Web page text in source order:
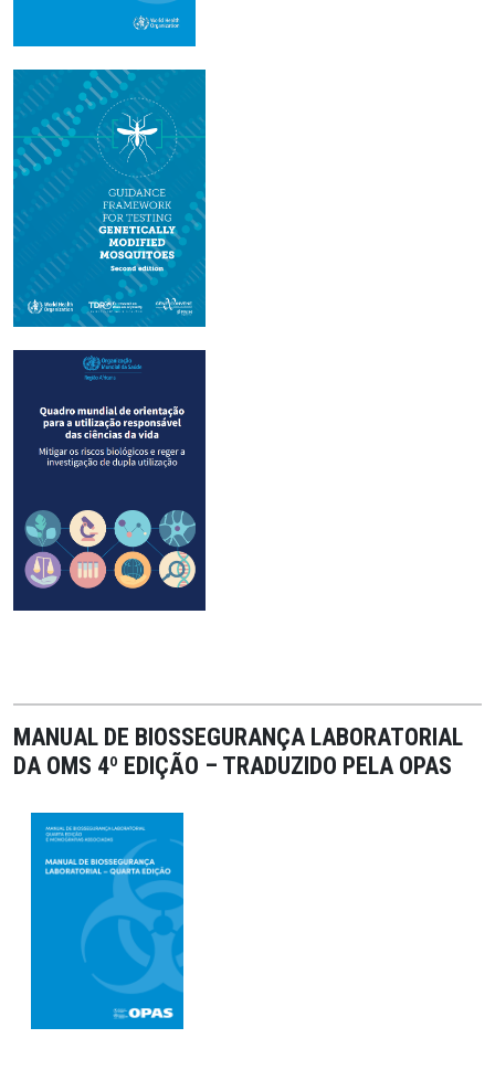
MANUAL DE BIOSSEGURANÇA LABORATORIAL
DA OMS 4º EDIÇÃO – TRADUZIDO PELA OPAS